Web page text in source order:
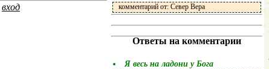
вход комментарий от: Север Вера
Ответы на комментарии
Я весь на ладони у Бога